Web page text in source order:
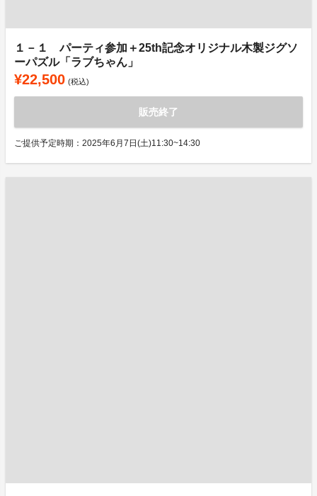
１－１ パーティ参加＋25th記念オリジナル木製ジグソ
ーパズル「ラブちゃん」
¥22,500 (税込)
販売終了
ご提供予定時期：2025年6月7日(土)11:30~14:30